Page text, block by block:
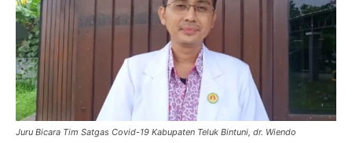
Juru Bicara Tim Satgas Covid-19 Kabupaten Teluk Bintuni, dr. Wiendo